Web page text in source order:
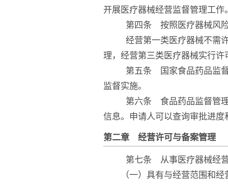
开展医疗器械经营监督管理工作
第四条 按照医疗器械风险
经营第一类医疗器械不需许
理，经营第三类医疗器械实行许
第五条 国家食品药品监督
监督实施。
第六条 食品药品监督管理
信息。申请人可以查询审批进
第二章 经营许可与备案管理
第七条 从事医疗器械经营
（一）具有与经营范围和经